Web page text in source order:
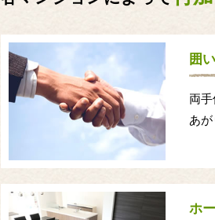
囲
両
あが
ホ